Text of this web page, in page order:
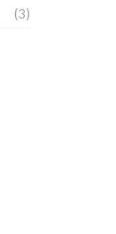
(3)